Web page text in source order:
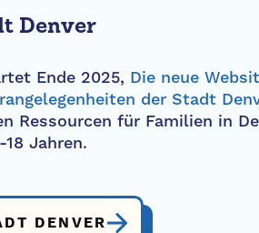
Denver
Ende 2025, Die neue
der Stadt
Ressourcen für Familien in
Jahren.
DENVER